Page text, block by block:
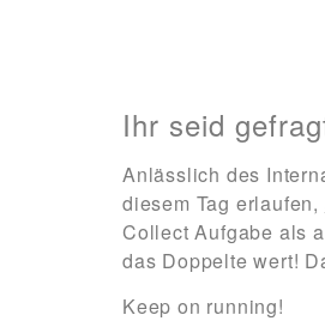
Ihr seid
Anlässlich des
diesem Tag erlaufen,
Collect Aufgabe als
das Doppelte wert!
Keep on running!